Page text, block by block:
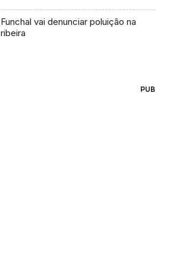
Funchal vai denunciar poluição na
ribeira
PUB